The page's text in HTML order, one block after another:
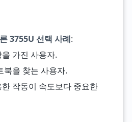
3755U 선택 사례:
가진 사용자.
북을 찾는 사용자.
작동이 속도보다 중요한